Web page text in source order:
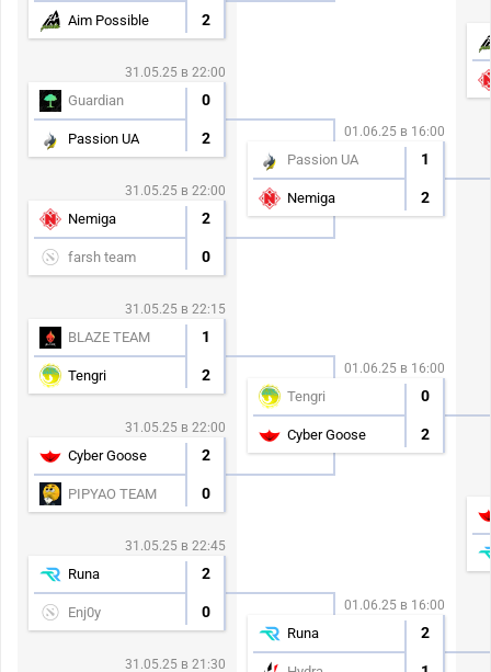
Aim Possible 2
31.05.25 в 22:00
Guardian 0
Passion UA 2
31.05.25 в 22:00
Nemiga 2
farsh team 0
31.05.25 в 22:15
BLAZE TEAM 1
Tengri 2
31.05.25 в 22:00
Cyber Goose 2
PIPYAO TEAM 0
31.05.25 в 22:45
Runa 2
Enj0y 0
31.05.25 в 21:30
01.06.25 в 16:00
Passion UA 1
Nemiga 2
01.06.25 в 16:00
Tengri 0
Cyber Goose 2
01.06.25 в 16:00
Runa 2